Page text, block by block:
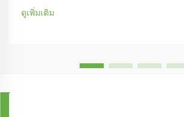
ดูเพิ่มเติม